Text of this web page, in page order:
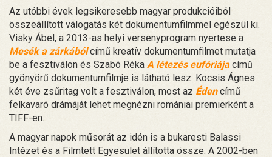
Az utóbbi évek legsikeresebb magyar produkcióiból
összeállított válogatás két dokumentumfilmmel egészül ki.
Visky Ábel, a 2013-as helyi versenyprogram nyertese a
Mesék a zárkából című kreatív dokumentumfilmet mutatja
be a fesztiválon és Szabó Réka A létezés eufóriája című
gyönyörű dokumentumfilmje is látható lesz. Kocsis Ágnes
két éve zsűritag volt a fesztiválon, most az Édencímű
felkavaró drámáját lehet megnézni romániai premierként a
TIFF-en.
A magyar napok műsorát az idén is a bukaresti Balassi
Intézet és a Filmtett Egyesület állította össze. A 2002-ben